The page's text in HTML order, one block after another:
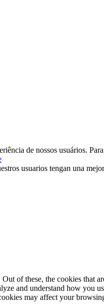
de nossos usuários.
usuarios tengan una
of these, the cookies that
and understand how
may affect your